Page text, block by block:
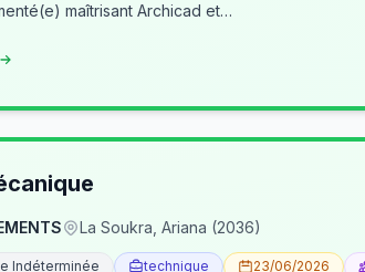
maîtrisant Archicad et…
La Soukra, Ariana (2036)
Indéterminée technique 23/06/2026